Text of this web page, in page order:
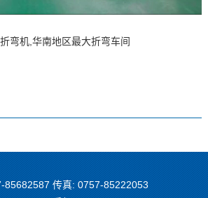
弯机,华南地区最大折弯车间
85682587 传真: 0757-85222053